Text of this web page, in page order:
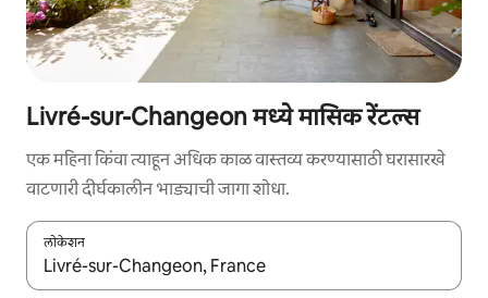
Livré-sur-Changeon मध्ये मासिक रेंटल्स
एक महिना किंवा त्याहून अधिक काळ वास्तव्य करण्यासाठी घरासारखे
वाटणारी दीर्घकालीन भाड्याची जागा शोधा.
लोकेशन
जेव्हा परिणाम उपलब्ध असतील, तेव्हा वरच्या आणि खाली बाणांच्या किजसह